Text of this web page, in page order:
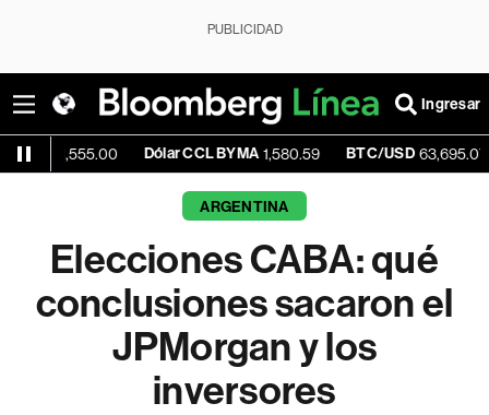
PUBLICIDAD
Ingresar
Dólar CCL BYMA 1,580.59 BTC/USD 63,695.07 -0.07%
ARGENTINA
Elecciones CABA: qué
conclusiones sacaron el
JPMorgan y los
inversores